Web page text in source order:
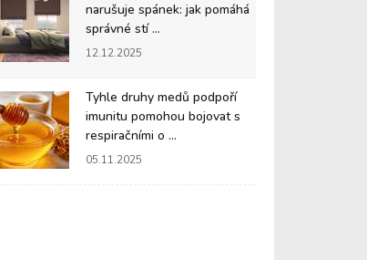
narušuje spánek: jak pomáhá
správné stí ...
12.12.2025
Tyhle druhy medů podpoří
imunitu pomohou bojovat s
respiračními o ...
05.11.2025